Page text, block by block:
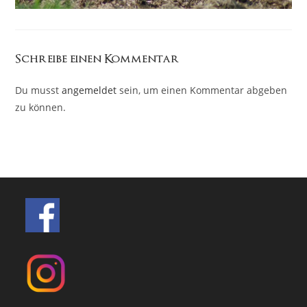
Schreibe einen Kommentar
Du musstangemeldet sein, um einen Kommentar abgeben
zu können.